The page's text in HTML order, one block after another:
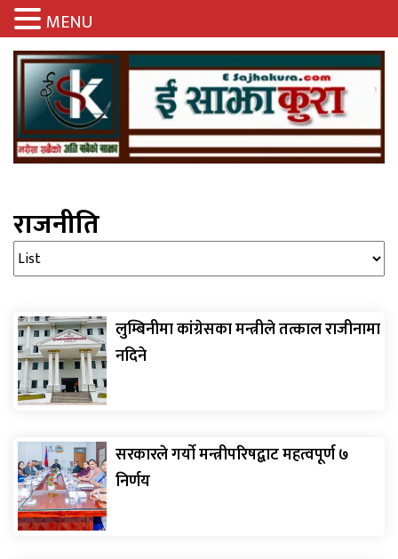
राजनीति
लुम्बिनीमा कांग्रेसका मन्त्रीले तत्काल राजीनामा
नदिने
सरकारले गर्याे मन्त्रीपरिषद्बाट महत्वपूर्ण ७
निर्णय
MENU